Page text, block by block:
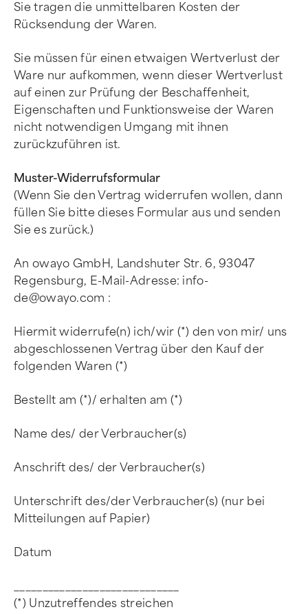
Sie tragen die unmittelbaren Kosten der
Rücksendung der Waren.
Sie müssen für einen etwaigen Wertverlust der
Ware nur aufkommen, wenn dieser Wertverlust
auf einen zur Prüfung der Beschaffenheit,
Eigenschaften und Funktionsweise der Waren
nicht notwendigen Umgang mit ihnen
zurückzuführen ist.
Muster-Widerrufsformular
(Wenn Sie den Vertrag widerrufen wollen, dann
füllen Sie bitte dieses Formular aus und senden
Sie es zurück.)
An owayo GmbH, Landshuter Str. 6, 93047
Regensburg, E-Mail-Adresse: info-
de@owayo.com :
Hiermit widerrufe(n) ich/wir (*) den von mir/ uns
abgeschlossenen Vertrag über den Kauf der
folgenden Waren (*)
Bestellt am (*)/ erhalten am (*)
Name des/ der Verbraucher(s)
Anschrift des/ der Verbraucher(s)
Unterschrift des/der Verbraucher(s) (nur bei
Mitteilungen auf Papier)
Datum
(*) Unzutreffendes streichen